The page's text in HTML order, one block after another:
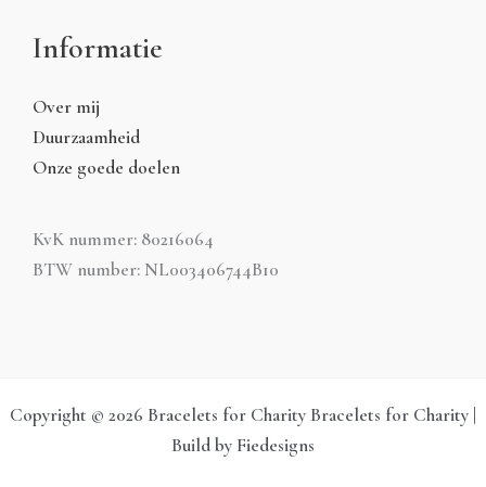
Informatie
Over mij
Duurzaamheid
Onze goede doelen
KvK nummer: 80216064
BTW number: NL003406744B10
Copyright © 2026 Bracelets for Charity Bracelets for Charity |
Build by Fiedesigns